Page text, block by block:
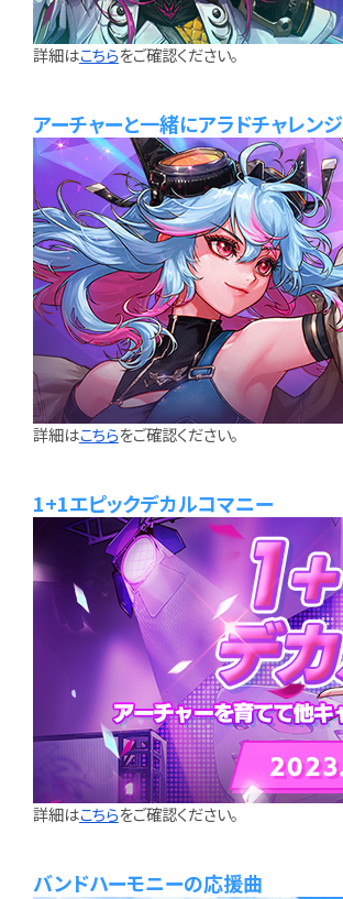
詳細はこちらをご確認ください。
アーチャーと一緒にアラドチャレンジ
詳細はこちらをご確認ください。
1+1エピックデカルコマニー
詳細はこちらをご確認ください。
バンドハーモニーの応援曲